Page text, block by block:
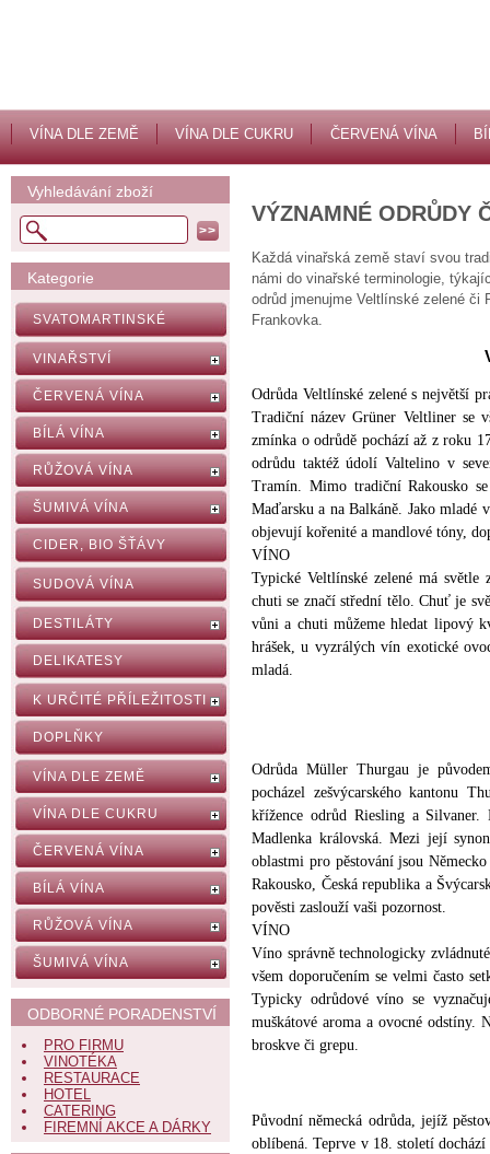
VÍNA DLE ZEMĚ VÍNA DLE CUKRU ČERVENÁ VÍNA
VÝZNAMNÉ ODRŮDY
Každá vinařská země staví svou
námi do vinařské terminologie,
odrůd jmenujme Veltlínské zelené
Frankovka.
Odrůda Veltlínské zelené s největší
Tradiční název Grüner Veltliner se
zmínka o odrůdě pochází až z roku
odrůdu taktéž údolí Valtelino v
Tramín. Mimo tradiční Rakousko
Maďarsku a na Balkáně. Jako mladé
objevují kořenité a mandlové tóny,
VÍNO
Typické Veltlínské zelené má
chuti se značí střední tělo. Chuť je
vůni a chuti můžeme hledat lipový
hrášek, u vyzrálých vín exotické
mladá.
Odrůda Müller Thurgau je
pocházel zešvýcarského kantonu
křížence odrůd Riesling a
Madlenka královská. Mezi její
oblastmi pro pěstování jsou
Rakousko, Česká republika a
pověsti zaslouží vaši pozornost.
VÍNO
Víno správně technologicky
všem doporučením se velmi často
Typicky odrůdové víno se
muškátové aroma a ovocné odstíny.
broskve či grepu.
Původní německá odrůda, jejíž
oblíbená. Teprve v 18. století
Vyhledávání zboží
Kategorie
SVATOMARTINSKÉ
VINAŘSTVÍ
ČERVENÁ VÍNA
BÍLÁ VÍNA
RŮŽOVÁ VÍNA
ŠUMIVÁ VÍNA
CIDER, BIO ŠŤÁVY
SUDOVÁ VÍNA
DESTILÁTY
DELIKATESY
K URČITÉ PŘÍLEŽITOSTI
DOPLŇKY
VÍNA DLE ZEMĚ
VÍNA DLE CUKRU
ČERVENÁ VÍNA
BÍLÁ VÍNA
RŮŽOVÁ VÍNA
ŠUMIVÁ VÍNA
ODBORNÉ PORADENSTVÍ
PRO FIRMU
VINOTÉKA
RESTAURACE
HOTEL
CATERING
FIREMNÍ AKCE A DÁRKY